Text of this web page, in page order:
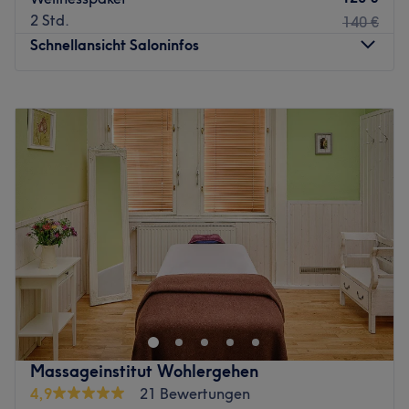
Das sympathische Team bestehend aus Masseurinnen aus
beherrscht nicht nur die Kunst der Thai Massage perfekt!
Was uns an dem Salon gefällt:
Atmosphäre: Authentisch, liebevoll, herzig.
Expertise: Traditionelle Thai Massagen.
Extras: Kostenfreie Getränke.
Zurück zur Salonansicht
2 Std.
140 €
Schnellansicht Saloninfos
Dienstag
Mittwoch
–20:00
Donnerstag
–20:00
Samstag
09:00–20:00
Sonntag
Hattest du einen stressigen Tag und sehnst dich nach
innerer Ausgeglichenheit? Dann statte dem Studio
Sonnenmassage in Mödling, nahe Wien, unbedingt einen
Besuch ab. In diesem Wellnesscenter findest du garantiert
das passende Angebot an Massagen oder
Körperbehandlungen für dich.
Massageinstitut Wohlergehen
4,9
21 Bewertungen